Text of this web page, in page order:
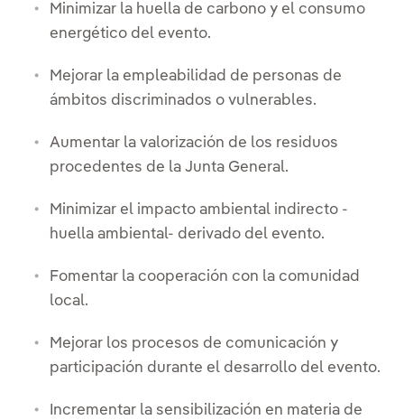
Minimizar la huella de carbono y el consumo
energético del evento.
Mejorar la empleabilidad de personas de
ámbitos discriminados o vulnerables.
Aumentar la valorización de los residuos
procedentes de la Junta General.
Minimizar el impacto ambiental indirecto -
huella ambiental- derivado del evento.
Fomentar la cooperación con la comunidad
local.
Mejorar los procesos de comunicación y
participación durante el desarrollo del evento.
Incrementar la sensibilización en materia de